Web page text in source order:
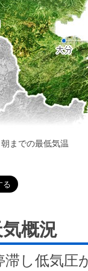
朝までの最低気温
概況
し低気圧